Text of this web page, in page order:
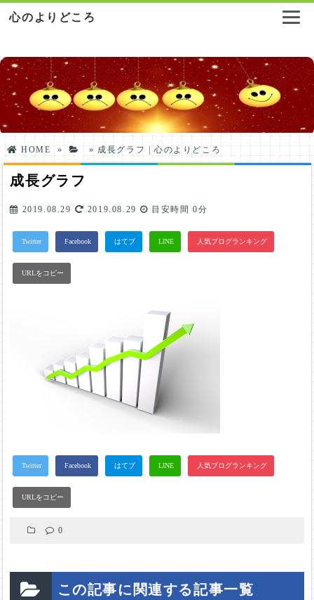
心のよりどころ
HOME » » 成長グラフ | 心のよりどころ
成長グラフ
2019.08.29 2019.08.29 目安時間0分
0
この記事に関連する記事一覧